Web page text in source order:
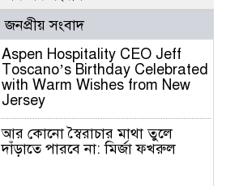
জনপ্রীয় সংবাদ
Aspen Hospitality CEO Jeff
Toscano’s Birthday Celebrated
with Warm Wishes from New
Jersey
আর কোনো স্বৈরাচার মাথা তুলে
দাঁড়াতে পারবে না: মির্জা ফখরুল